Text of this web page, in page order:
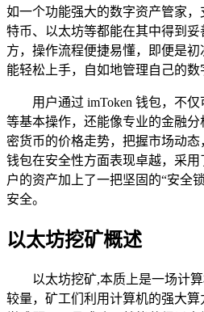
如一个功能强大的数字资产管家
特币、以太坊等都能在其中得到
方，操作流程便捷易懂，即便是
能轻松上手，自如地管理自己的数
用户通过 imToken 钱包，不
等基本操作，还能像专业的金融
密货币的价格走势，把握市场动态
钱包在安全性方面表现卓越，采
户的资产加上了一把坚固的“安全
安全。
以太坊挖矿概述
以太坊挖矿,本质上是一场计
较量，矿工们利用计算机的强大